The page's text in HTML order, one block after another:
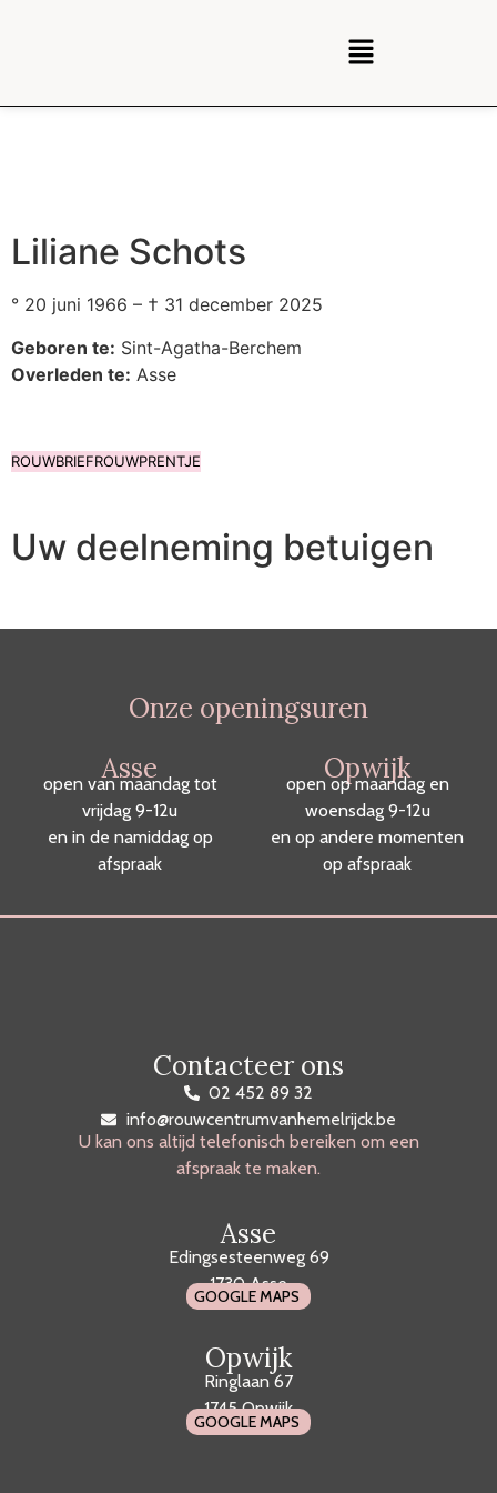
Liliane Schots
° 20 juni 1966 – † 31 december 2025
Geboren te: Sint-Agatha-Berchem
Overleden te: Asse
ROUWBRIEFROUWPRENTJE
Uw deelneming betuigen
Onze openingsuren
Asse
open van maandag tot
vrijdag 9-12u
en in de namiddag op
afspraak
Opwijk
open op maandag en
woensdag 9-12u
en op andere momenten
op afspraak
Contacteer ons
02 452 89 32
info@rouwcentrumvanhemelrijck.be
U kan ons altijd telefonisch bereiken om een
afspraak te maken.
Asse
Edingsesteenweg 69
1730 Asse
GOOGLE MAPS
Opwijk
Ringlaan 67
1745 Opwijk
GOOGLE MAPS